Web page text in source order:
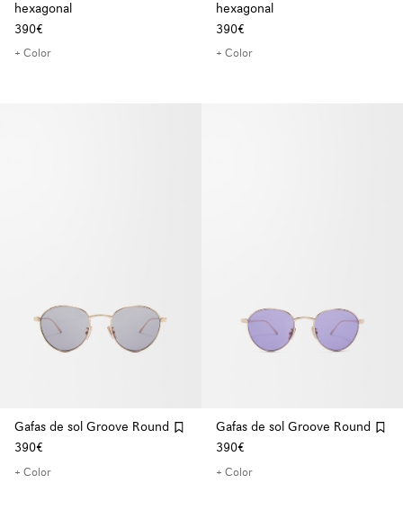
hexagonal
390€
+ Color
hexagonal
390€
+ Color
Gafas de sol Groove Round
390€
+ Color
Gafas de sol Groove Round
390€
+ Color